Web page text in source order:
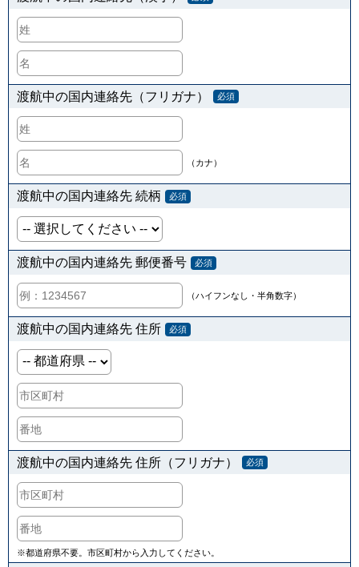
渡航中の国内連絡先（フリガナ） 必須
（カナ）
渡航中の国内連絡先 続柄 必須
渡航中の国内連絡先 郵便番号 必須
（ハイフンなし・半角数字）
渡航中の国内連絡先 住所 必須
渡航中の国内連絡先 住所（フリガナ） 必須
※都道府県不要。市区町村から入力してください。